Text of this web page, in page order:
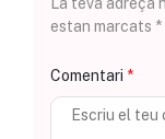
estan marcats *
Comentari